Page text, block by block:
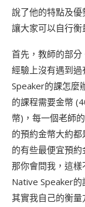
說了他的特點及優
讓大家可以自行衡
首先，教師的部
經驗上沒有遇到
Speaker的課怎麼
的課程需要金幣
幣)，每一個老師
的預約金幣大約
的有些最便宜預約
那你會問我，這
Native Speaker的
其實我自己的衡